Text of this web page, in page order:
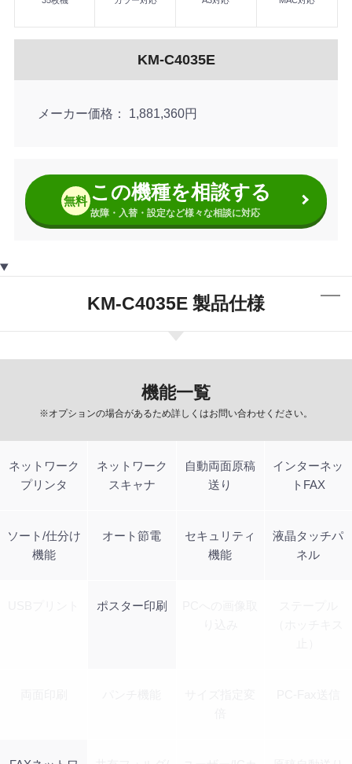
KM-C4035E
メーカー価格 1,881,360円
無料 この機種を相談する
故障・入替・設定など様々な相談に対応
KM-C4035E 製品仕様
機能一覧
※オプションの場合があるため詳しくはお問い合わせください。
ネットワーク
プリンタ
ネットワーク
スキャナ
自動両面原稿
送り
インターネッ
トFAX
ソート/仕分け
機能
オート節電
セキュリティ
機能
液晶タッチパ
ネル
ポスター印刷